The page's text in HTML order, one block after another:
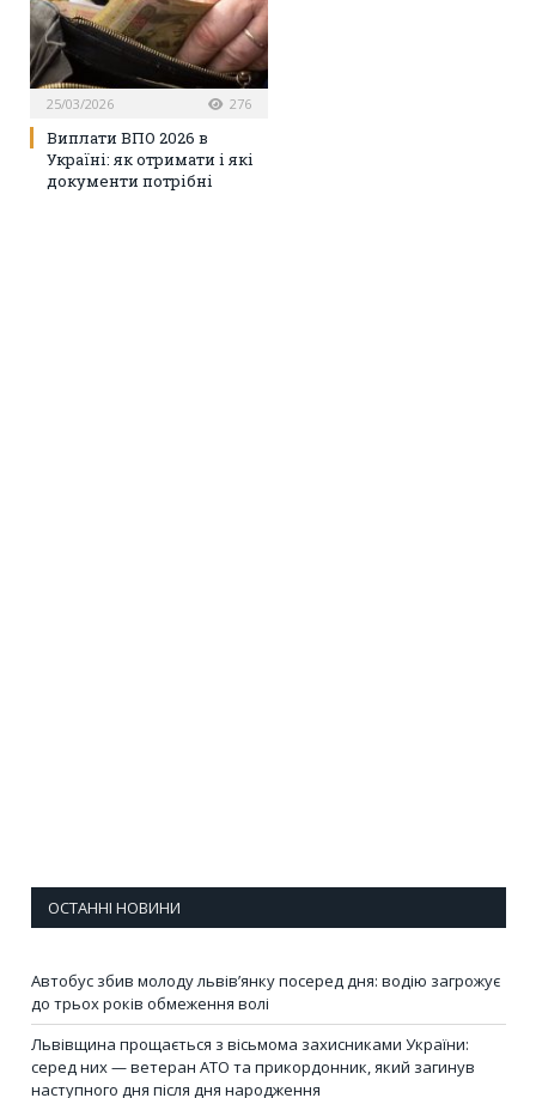
25/03/2026 276
Виплати ВПО 2026 в
Україні: як отримати і які
документи потрібні
ОСТАННІ НОВИНИ
Автобус збив молоду львів’янку посеред дня: водію загрожує
до трьох років обмеження волі
Львівщина прощається з вісьмома захисниками України:
серед них — ветеран АТО та прикордонник, який загинув
наступного дня після дня народження